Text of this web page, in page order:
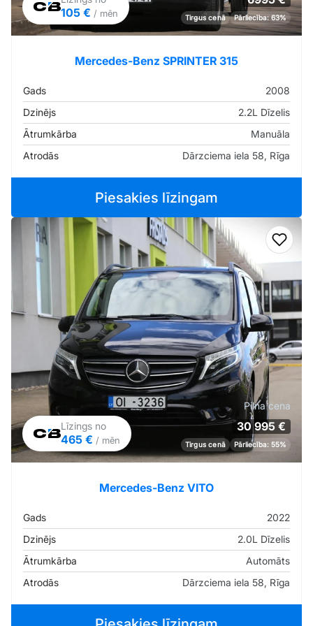
105 € / mēn Tirgus cenā Pārliecība: 63%
Mercedes-Benz SPRINTER 315
Gads
2008
Dzinējs
2.2L Dīzelis
Ātrumkārba
Manuāla
Atrodās
Dārzciema iela 58, Rīga
Piesakies līzingam
Līzings no
465 € / mēn
Pilna cena
30 995 €
Tirgus cenā Pārliecība: 55%
Mercedes-Benz VITO
Gads
2022
Dzinējs
2.0L Dīzelis
Ātrumkārba
Automāts
Atrodās
Dārzciema iela 58, Rīga